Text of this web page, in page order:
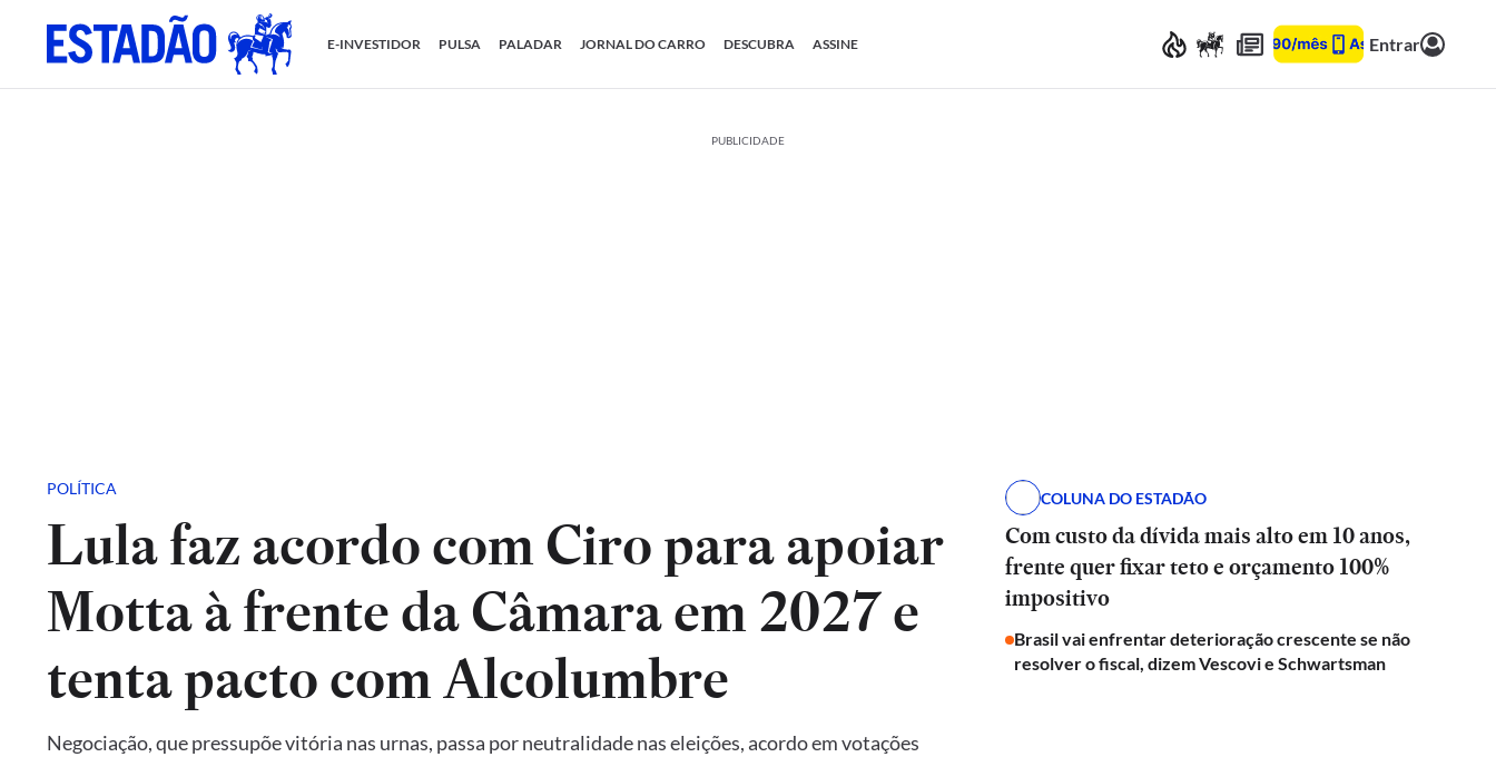
E-INVESTIDOR PULSA PALADAR JORNAL DO CARRO DESCUBRA ASSINE Entrar
PUBLICIDADE
POLÍTICA
Lula faz acordo com Ciro para apoiar
Motta à frente da Câmara em 2027 e
tenta pacto com Alcolumbre
Negociação, que pressupõe vitória nas urnas, passa por neutralidade nas eleições, acordo em votações
COLUNA DO ESTADÃO
Com custo da dívida mais alto em 10 anos,
frente quer fixar teto e orçamento 100%
impositivo
Brasil vai enfrentar deterioração crescente se não
resolver o fiscal, dizem Vescovi e Schwartsman